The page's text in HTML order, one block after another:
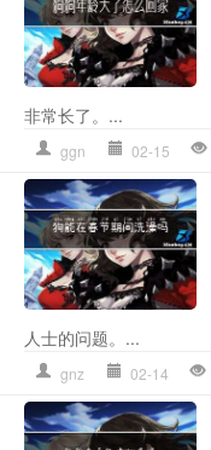
非常长了。...
ggn 02-15
人士的问题。...
gnz 02-14